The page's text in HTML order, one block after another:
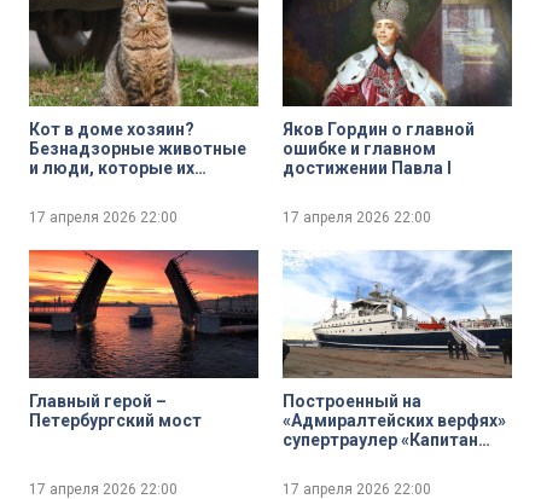
Кот в доме хозяин?
Безнадзорные животные
и люди, которые их
17 апреля 2026 22:00
Яков Гордин о главной
ошибке и главном
достижении Павла I
17 апреля 2026 22:00
Главный герой –
Петербургский мост
17 апреля 2026 22:00
Построенный на
«Адмиралтейских верфях»
супертраулер «Капитан
17 апреля 2026 22:00